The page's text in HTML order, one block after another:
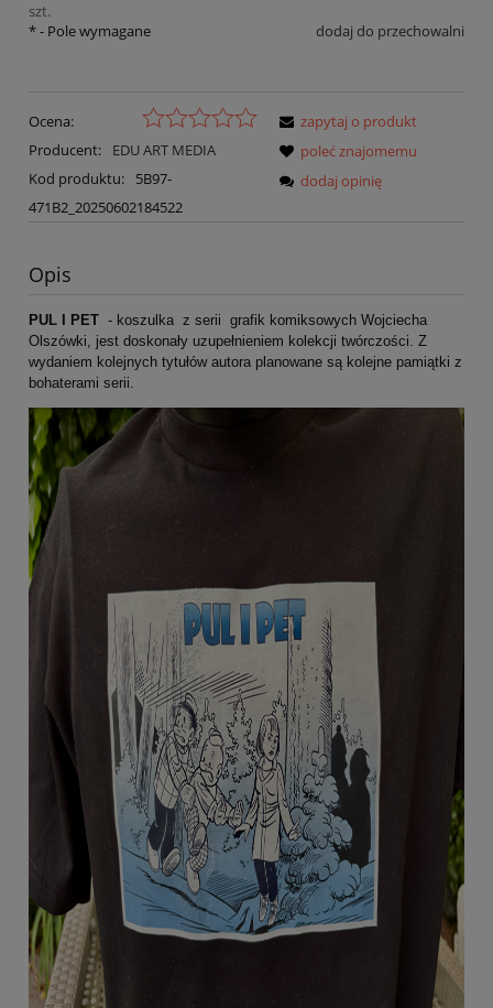
szt.
dodaj do przechowalni
*- Pole wymagane
Ocena:
Producent:
EDU ART MEDIA
Kod produktu:
5B97-
471B2_20250602184522
zapytaj o produkt
poleć znajomemu
dodaj opinię
Opis
PUL I PET - koszulka z serii grafik komiksowych Wojciecha
Olszówki, jest doskonały uzupełnieniem kolekcji twórczości. Z
wydaniem kolejnych tytułów autora planowane są kolejne pamiątki z
bohaterami serii.